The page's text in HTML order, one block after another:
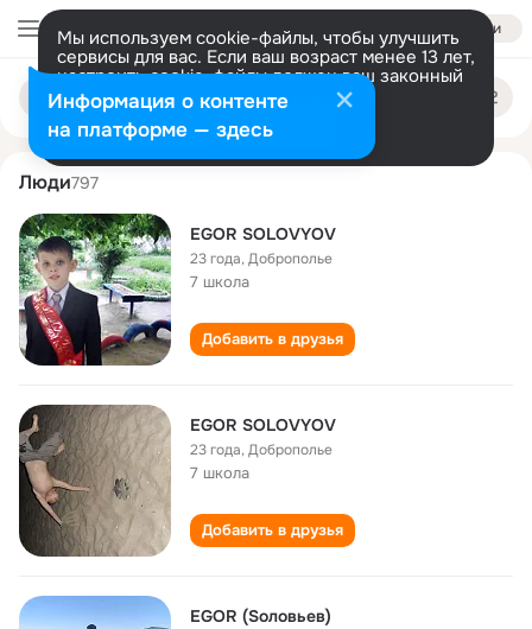
Войти
Мы используем cookie-файлы, чтобы улучшить
сервисы для вас. Если ваш возраст менее 13 лет,
настроить cookie-файлы должен ваш законный
представитель. Больше информации
Разрешить все Настроить
Поиск
людям
egor solovyov
Люди797
EGOR SOLOVYOV
23 года,Доброполье
7 школа
Добавить в друзья
EGOR SOLOVYOV
23 года,Доброполье
7 школа
Добавить в друзья
ЕGOR (Sоловьев)
Информация о контенте
на платформе — здесь